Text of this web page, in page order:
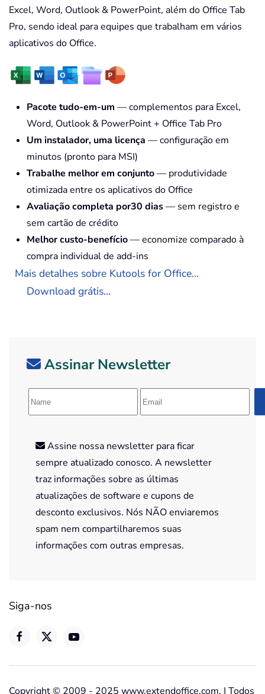
Excel, Word, Outlook & PowerPoint, além do Office Tab
Pro, sendo ideal para equipes que trabalham em vários
aplicativos do Office.
Pacote tudo-em-um — complementos para Excel,
Word, Outlook & PowerPoint + Office Tab Pro
Um instalador, uma licença — configuração em
minutos (pronto para MSI)
Trabalhe melhor em conjunto— produtividade
otimizada entre os aplicativos do Office
Avaliação completa por30 dias— sem registro e
sem cartão de crédito
Melhor custo-benefício— economize comparado à
compra individual de add-ins
Mais detalhes sobre Kutools for Office...
Download grátis...
Assinar Newsletter
Assine nossa newsletter para ficar
sempre atualizado conosco. A newsletter
traz informações sobre as últimas
atualizações de software e cupons de
desconto exclusivos. Nós NÃO enviaremos
spam nem compartilharemos suas
informações com outras empresas.
Siga-nos
Copyright © 2009 - 2025 www.extendoffice.com. | Todos